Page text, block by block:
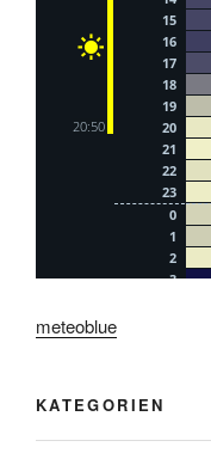
meteoblue
KATEGORIEN